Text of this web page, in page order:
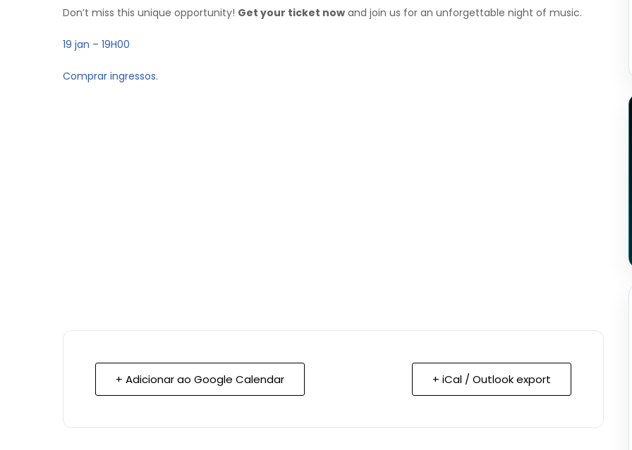
Don’t miss this unique opportunity! Get your ticket now and join us for an unforgettable night of music.
19 jan – 19H00
Comprar ingressos.
+ Adicionar ao Google Calendar + iCal / Outlook export